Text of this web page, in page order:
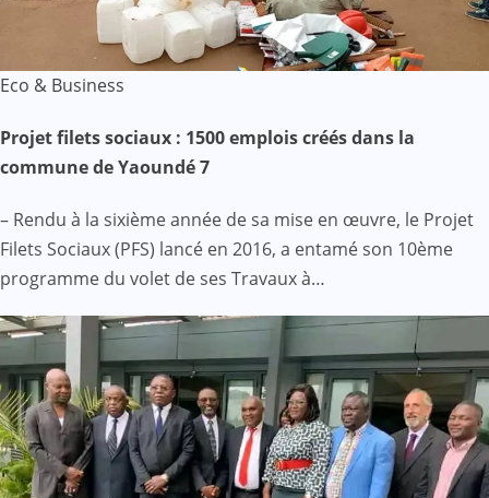
Eco & Business
Projet filets sociaux : 1500 emplois créés dans la
commune de Yaoundé 7
– Rendu à la sixième année de sa mise en œuvre, le Projet
Filets Sociaux (PFS) lancé en 2016, a entamé son 10ème
programme du volet de ses Travaux à…